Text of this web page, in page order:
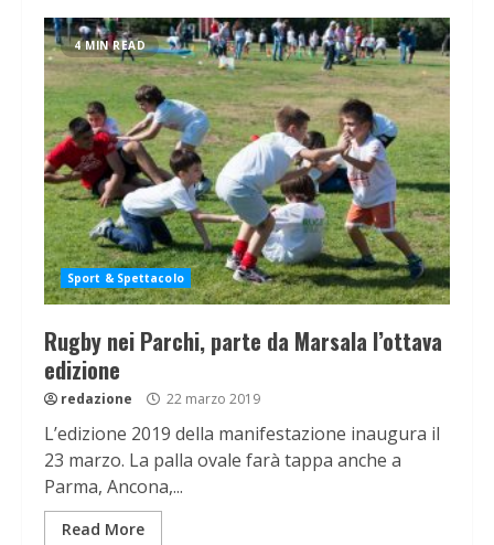
4 MIN READ
Sport & Spettacolo
Rugby nei Parchi, parte da Marsala l’ottava
edizione
redazione 22 marzo 2019
L’edizione 2019 della manifestazione inaugura il
23 marzo. La palla ovale farà tappa anche a
Parma, Ancona,...
Read More